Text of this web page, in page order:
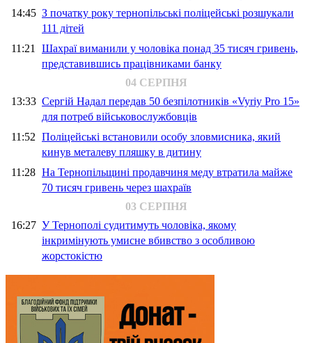
14:45 З початку року тернопільські поліцейські розшукали
111 дітей
11:21 Шахраї виманили у чоловіка понад 35 тисяч гривень,
представившись працівниками банку
04 СЕРПНЯ
13:33 Сергій Надал передав 50 безпілотників «Vyriy Pro 15»
для потреб військовослужбовців
11:52 Поліцейські встановили особу зловмисника, який
кинув металеву пляшку в дитину
11:28 На Тернопільщині продавчиня меду втратила майже
70 тисяч гривень через шахраїв
03 СЕРПНЯ
16:27 У Тернополі судитимуть чоловіка, якому
інкримінують умисне вбивство з особливою
жорстокістю